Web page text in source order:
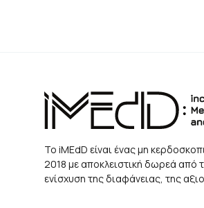
Το iMEdD είναι ένας μη
2018 με αποκλειστική δωρεά από
ενίσχυση της διαφάνειας, της